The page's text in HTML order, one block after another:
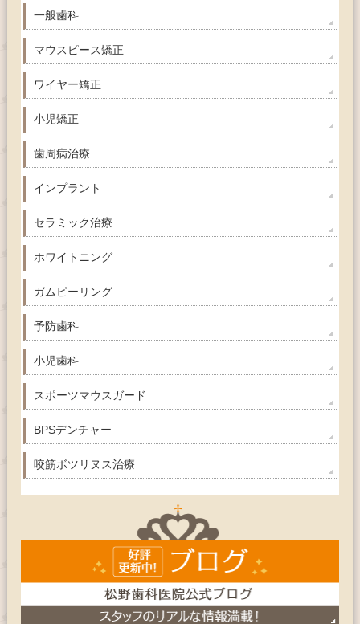
一般歯科
マウスピース矯正
ワイヤー矯正
小児矯正
歯周病治療
インプラント
セラミック治療
ホワイトニング
ガムピーリング
予防歯科
小児歯科
スポーツマウスガード
BPSデンチャー
咬筋ボツリヌス治療